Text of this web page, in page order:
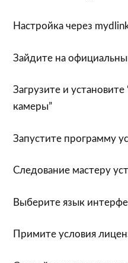
Настройка через
Зайдите на
Загрузите и
камеры”
Запустите программу
Следование мастеру
Выберите язык
Примите условия